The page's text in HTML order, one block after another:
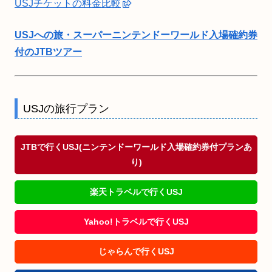
USJチケットの料金比較
USJへの旅・スーパーニンテンドーワールド入場確約券
付のJTBツアー
USJの旅行プラン
JTBで行くUSJ(ニンテンドーワールド入場確約券付プランあ
り)
楽天トラベルで行くUSJ
Yahoo!トラベルで行くUSJ
じゃらんで行くUSJ